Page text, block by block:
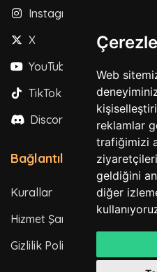
Web
reklamlar
trafiğimizi
geldiğini
diğer
Instagram
X
YouTube
TikTok
Discord
Bağlantılar
Kurallar
Hizmet Şartları
Gizlilik Politikası